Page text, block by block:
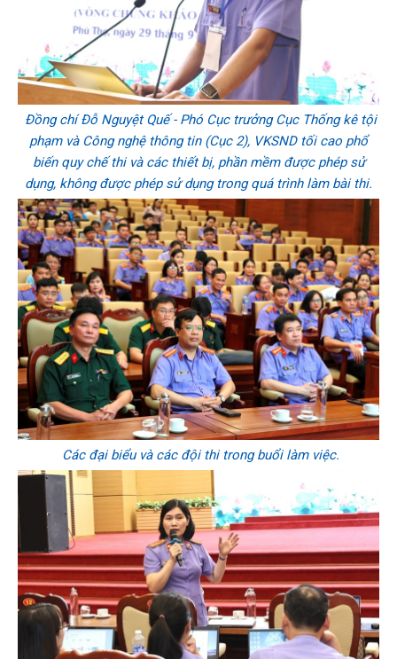
Đồng chí Đỗ Nguyệt Quế - Phó Cục trưởng Cục Thống kê tội
phạm và Công nghệ thông tin (Cục 2), VKSND tối cao phổ
biến quy chế thi và các thiết bị, phần mềm được phép sử
dụng, không được phép sử dụng trong quá trình làm bài thi.
Các đại biểu và các đội thi trong buổi làm việc.